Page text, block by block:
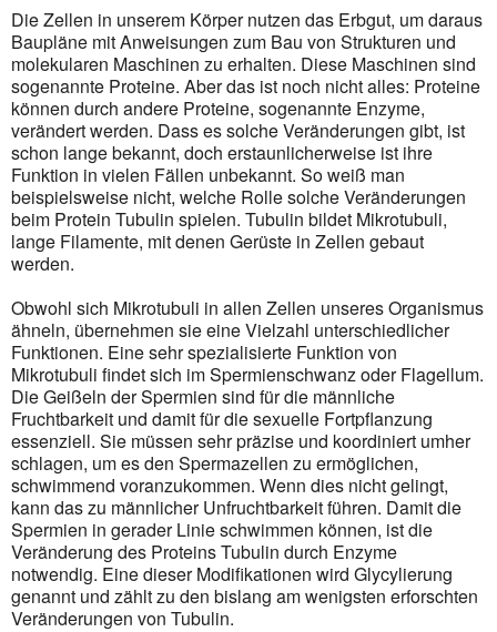
Die Zellen in unserem Körper nutzen das Erbgut, um daraus
Baupläne mit Anweisungen zum Bau von Strukturen und
molekularen Maschinen zu erhalten. Diese Maschinen sind
sogenannte Proteine. Aber das ist noch nicht alles: Proteine
können durch andere Proteine, sogenannte Enzyme,
verändert werden. Dass es solche Veränderungen gibt, ist
schon lange bekannt, doch erstaunlicherweise ist ihre
Funktion in vielen Fällen unbekannt. So weiß man
beispielsweise nicht, welche Rolle solche Veränderungen
beim Protein Tubulin spielen. Tubulin bildet Mikrotubuli,
lange Filamente, mit denen Gerüste in Zellen gebaut
werden.
Obwohl sich Mikrotubuli in allen Zellen unseres Organismus
ähneln, übernehmen sie eine Vielzahl unterschiedlicher
Funktionen. Eine sehr spezialisierte Funktion von
Mikrotubuli findet sich im Spermien­schwanz oder Flagellum.
Die Geißeln der Spermien sind für die männliche
Fruchtbarkeit und damit für die sexuelle Fortpflanzung
essenziell. Sie müssen sehr präzise und koordiniert umher
schlagen, um es den Spermazellen zu ermöglichen,
schwimmend voranzukommen. Wenn dies nicht gelingt,
kann das zu männlicher Unfruchtbarkeit führen. Damit die
Spermien in gerader Linie schwim­men können, ist die
Veränderung des Proteins Tubulin durch Enzyme
notwendig. Eine dieser Modifi­kationen wird Glycylierung
genannt und zählt zu den bislang am wenigsten erforschten
Verän­derungen von Tubulin.